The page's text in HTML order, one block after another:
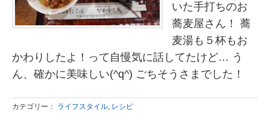
いた手打ちのお
蕎麦屋さん！ 蕎
麦湯も５杯もお
かわりしたよ！って自慢気に話してたけど… う
ん、確かに美味しい(^q^) ごちそうさまでした！
カテゴリー： ライフスタイル, レシピ